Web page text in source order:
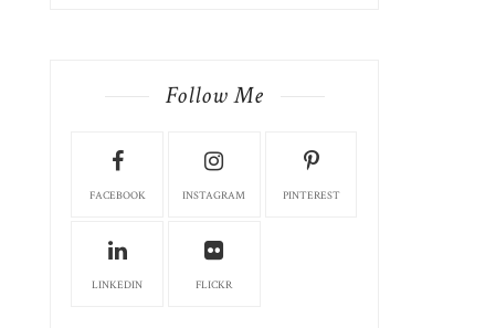
Follow Me
FACEBOOK INSTAGRAM PINTEREST
LINKEDIN FLICKR